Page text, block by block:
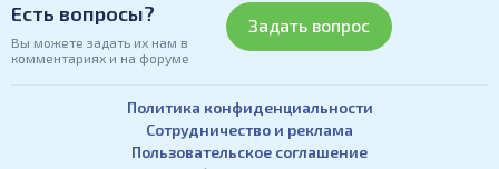
Есть вопросы?
Вы можете задать их нам в
комментариях и на форуме
Задать вопрос
Политика конфиденциальности
Сотрудничество и реклама
Пользовательское соглашение